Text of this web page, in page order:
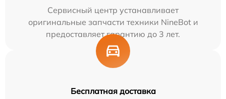
Сервисный центр устанавливает
оригинальные запчасти техники NineBot и
предоставляет гарантию до 3 лет.
Бесплатная доставка